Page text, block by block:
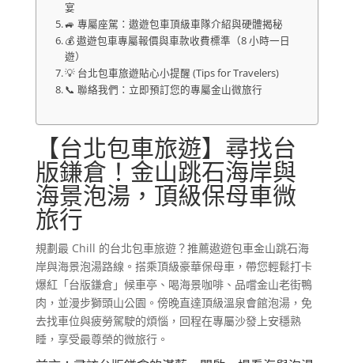
宴
🚙 專屬座駕：遨遊包車頂級車隊介紹與硬體揭秘
💰 遨遊包車專屬報價與車款收費標準（8 小時一日
遊）
💡 台北包車旅遊貼心小提醒 (Tips for Travelers)
📞 聯絡我們：立即預訂您的專屬金山微旅行
【台北包車旅遊】尋找台
版鎌倉！金山跳石海岸與
海景泡湯，頂級保母車微
旅行
規劃最 Chill 的台北包車旅遊？推薦遨遊包車金山跳石海
岸與海景泡湯路線。搭乘頂級豪華保母車，帶您輕鬆打卡
爆紅「台版鎌倉」候車亭、喝海景咖啡、品嚐金山老街鴨
肉，並漫步獅頭山公園。傍晚直達頂級溫泉會館泡湯，免
去找車位與疲勞駕駛的煩惱，回程在專屬沙發上安穩熟
睡，享受最尊榮的微旅行。